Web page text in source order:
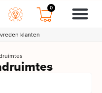
0
klanten